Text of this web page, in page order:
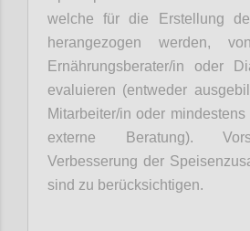
welche für die Erstellung
herangezogen werden,
Ernährungsberater/in oder
evaluieren (entweder
Mitarbeiter/in oder
externe Beratung).
Verbesserung der
sind zu berücksichtigen.